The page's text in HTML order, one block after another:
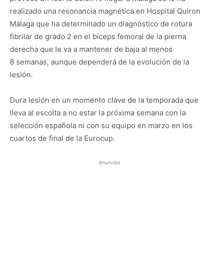
realizado una resonancia magnética en Hospital Quiron
Málaga que ha determinado un diagnóstico de rotura
fibrilar de grado 2 en el bíceps femoral de la pierna
derecha que le va a mantener de baja al menos
8 semanas, aunque dependerá de la evolución de la
lesión.
Dura lesión en un momento clave de la temporada que
lleva al escolta a no estar la próxima semana con la
selección española ni con su equipo en marzo en los
cuartos de final de la Eurocup.
Anuncios